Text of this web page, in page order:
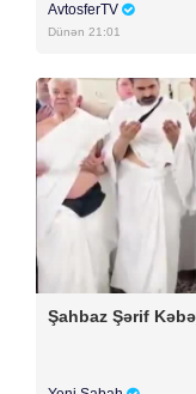
AvtosferTV
Dünən 21:01
Şahbaz Şərif